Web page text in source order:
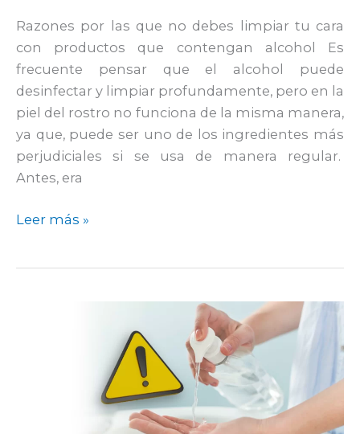
Razones por las que no debes limpiar tu cara
con productos que contengan alcohol Es
frecuente pensar que el alcohol puede
desinfectar y limpiar profundamente, pero en la
piel del rostro no funciona de la misma manera,
ya que, puede ser uno de los ingredientes más
perjudiciales si se usa de manera regular.
Antes, era
contengan
alcohol
Leer más »